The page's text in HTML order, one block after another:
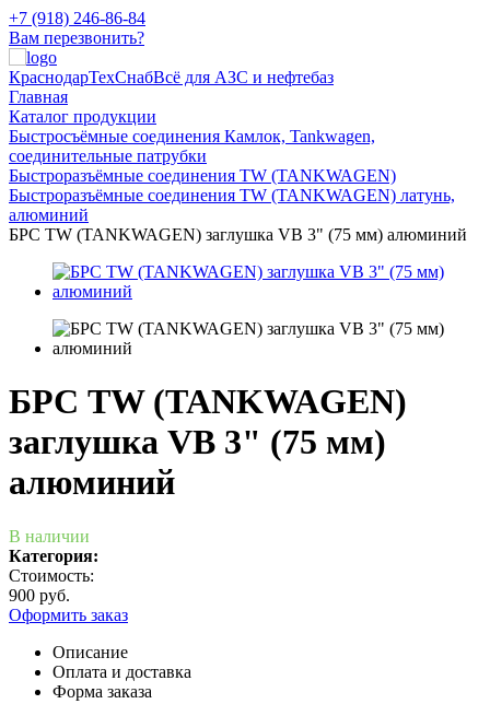
+7 (918) 246-86-84
Вам перезвонить?
КраснодарТехСнабВсё для АЗС и нефтебаз
Главная
Каталог продукции
Быстросъёмные соединения Камлок, Tankwagen,
соединительные патрубки
Быстроразъёмные соединения TW (TANKWAGEN)
Быстроразъёмные соединения TW (TANKWAGEN) латунь,
алюминий
БРС TW (TANKWAGEN) заглушка VB 3" (75 мм) алюминий
БРС TW (TANKWAGEN)
заглушка VB 3" (75 мм)
алюминий
В наличии
Категория:
Стоимость:
900 руб.
Оформить заказ
Описание
Оплата и доставка
Форма заказа